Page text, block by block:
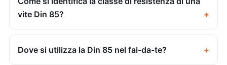
vite Din 85?
Dove si utilizza la Din 85 nel fai-da-te?